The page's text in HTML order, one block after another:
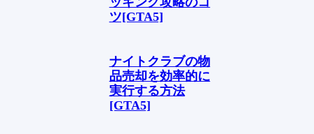
ツ[GTA5]
ナイトクラブの物
品売却を効率的に
実行する方法
[GTA5]